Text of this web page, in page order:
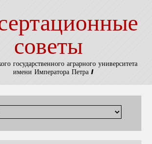
советы
государственного аграрного университета
имени Императора Петра I